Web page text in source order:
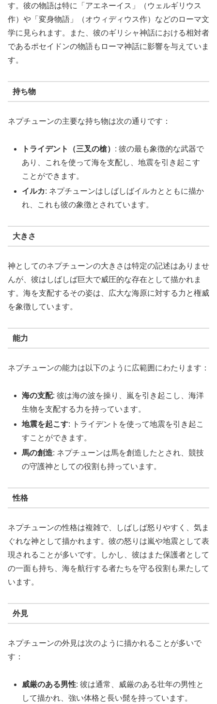
す。彼の物語は特に「アエネーイス」（ウェルギリウス
作）や「変身物語」（オウィディウス作）などのローマ文
学に見られます。また、彼のギリシャ神話における相対者
であるポセイドンの物語もローマ神話に影響を与えていま
す。
持ち物
ネプチューンの主要な持ち物は次の通りです：
トライデント（三叉の槍） : 彼の最も象徴的な武器で
あり、これを使って海を支配し、地震を引き起こす
ことができます。
イルカ: ネプチューンはしばしばイルカとともに描か
れ、これも彼の象徴とされています。
大きさ
神としてのネプチューンの大きさは特定の記述はありませ
んが、彼はしばしば巨大で威圧的な存在として描かれま
す。海を支配するその姿は、広大な海原に対する力と権威
を象徴しています。
能力
ネプチューンの能力は以下のように広範囲にわたります：
海の支配: 彼は海の波を操り、嵐を引き起こし、海洋
生物を支配する力を持っています。
地震を起こす: トライデントを使って地震を引き起こ
すことができます。
馬の創造: ネプチューンは馬を創造したとされ、競技
の守護神としての役割も持っています。
性格
ネプチューンの性格は複雑で、しばしば怒りやすく、気ま
ぐれな神として描かれます。彼の怒りは嵐や地震として表
現されることが多いです。しかし、彼はまた保護者として
の一面も持ち、海を航行する者たちを守る役割も果たして
います。
外見
ネプチューンの外見は次のように描かれることが多いで
す：
威厳のある男性: 彼は通常、威厳のある壮年の男性と
して描かれ、強い体格と長い髭を持っています。